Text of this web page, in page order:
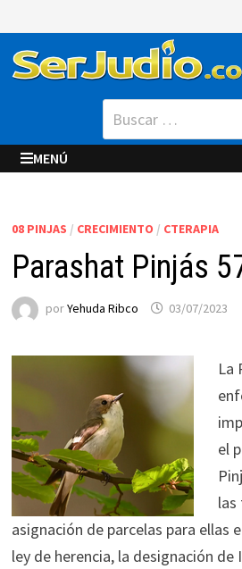
al
contenido
Buscar:
MENÚ
08 PINJAS / CRECIMIENTO / CTERAPIA
Parashat Pinjás
porYehuda Ribco 03/07/2023
La
el
las
asignación de parcelas para ellas
ley de herencia, la designación